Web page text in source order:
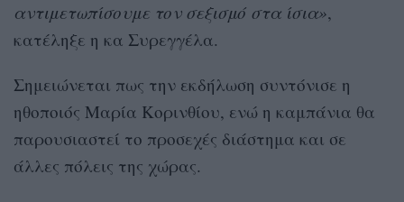
αντιμετωπίσουμε τον σεξισμό στα ίσια»,
κατέληξε η κα Συρεγγέλα.
Σημειώνεται πως την εκδήλωση συντόνισε η
ηθοποιός Μαρία Κορινθίου, ενώ η καμπάνια θα
παρουσιαστεί το προσεχές διάστημα και σε
άλλες πόλεις της χώρας.